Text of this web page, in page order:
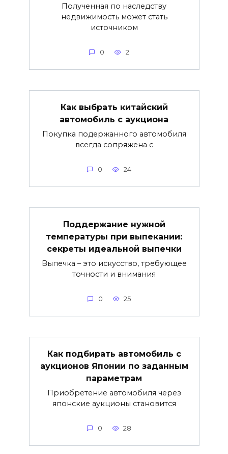
Полученная по наследству
недвижимость может стать
источником
0 2
Как выбрать китайский
автомобиль с аукциона
Покупка подержанного автомобиля
всегда сопряжена с
0 24
Поддержание нужной
температуры при выпекании:
секреты идеальной выпечки
Выпечка – это искусство, требующее
точности и внимания
0 25
Как подбирать автомобиль с
аукционов Японии по заданным
параметрам
Приобретение автомобиля через
японские аукционы становится
0 28